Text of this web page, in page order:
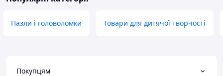
Пазли і головоломки Товари для дитячої творчості
Покупцям